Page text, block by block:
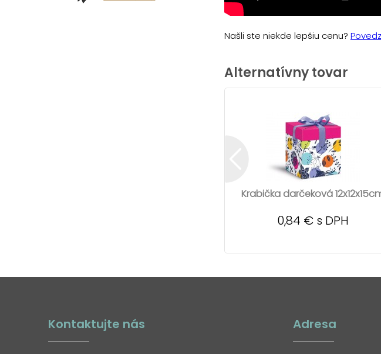
Našli ste niekde lepšiu cenu?
Alternatívny tovar
Krabička darčeková
0,84 € s DPH
Kontaktujte nás Adresa